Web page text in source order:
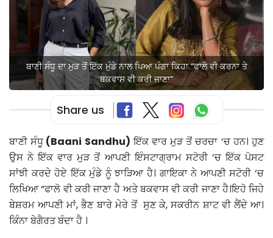
ਬਾਣੀ ਸੰਧੂ ਦਾ ਮੁੜ ਤੋਂ ਇੱਕ ਮੁੰਡੇ ਨਾਲ ਪਿਆ ਪੰਗਾ ਕਿਹਾ “ਫਾਲੋ ਵੀ ਕਰਨਾ ਤੇ
ਬਕਵਾਸ ਵੀ ਕਰੀ ਜਾਣਾ”
Share us
ਬਾਣੀ ਸੰਧੂ(Baani Sandhu) ਇੱਕ ਵਾਰ ਮੁੜ ਤੋਂ ਚਰਚਾ ‘ਚ ਹਨ। ਹੁਣ
ਉਸ ਨੇ ਇੱਕ ਵਾਰ ਮੁੜ ਤੋਂ ਆਪਣੀ ਇੰਸਟਾਗ੍ਰਾਮ ਸਟੋਰੀ ‘ਚ ਇੱਕ ਪੋਸਟ
ਸਾਂਝੀ ਕਰਦੇ ਹੋਏ ਇੱਕ ਮੁੰਡੇ ਨੂੰ ਝਾੜਿਆ ਹੈ। ਗਾਇਕਾ ਨੇ ਆਪਣੀ ਸਟੋਰੀ ‘ਚ
ਲਿਖਿਆ “ਫਾਲੋ ਵੀ ਕਰੀ ਜਾਣਾ ਹੈ ਅਤੇ ਬਕਵਾਸ ਵੀ ਕਰੀ ਜਾਣਾ ਹੈ।ਇਹੋ ਜਿਹੇ
ਬੇਸ਼ਰਮ ਆਪਣੀ ਮਾਂ, ਭੈਣ ਬਾਰੇ ਮੇਰੇ ਤੋਂ ਸੁਣ ਕੇ, ਸਕਰੀਨ ਸ਼ਾਟ ਵੀ ਲੈਂਦੇ ਆ।
ਕਿੰਨਾ ਬੇਗੈਰਤ ਬੰਦਾ ਹੈ ।